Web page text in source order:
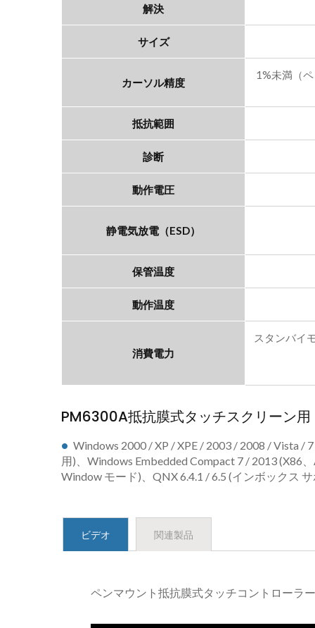
解決
サイズ
カーソル精度
1%未満（
抵抗範囲
診断
動作電圧
静電気放電（ESD）
保管温度
動作温度
消費電力
スタンバイ
PM6300A抵抗膜式タッチスクリーン
Windows 2000 / XP / XPE / 2003 / 2008 / Vista /
用)、Windows Embedded Compact 7 / 2013 (X86
Window モード)、QNX 6.4.1 / 6.5 (インボックス
ビデオ 関連製品
ペンマウント抵抗膜式タッチコントローラー